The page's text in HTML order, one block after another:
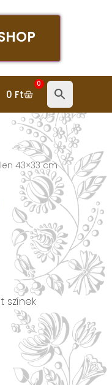
0 Ft
0
43×33 cm
színek